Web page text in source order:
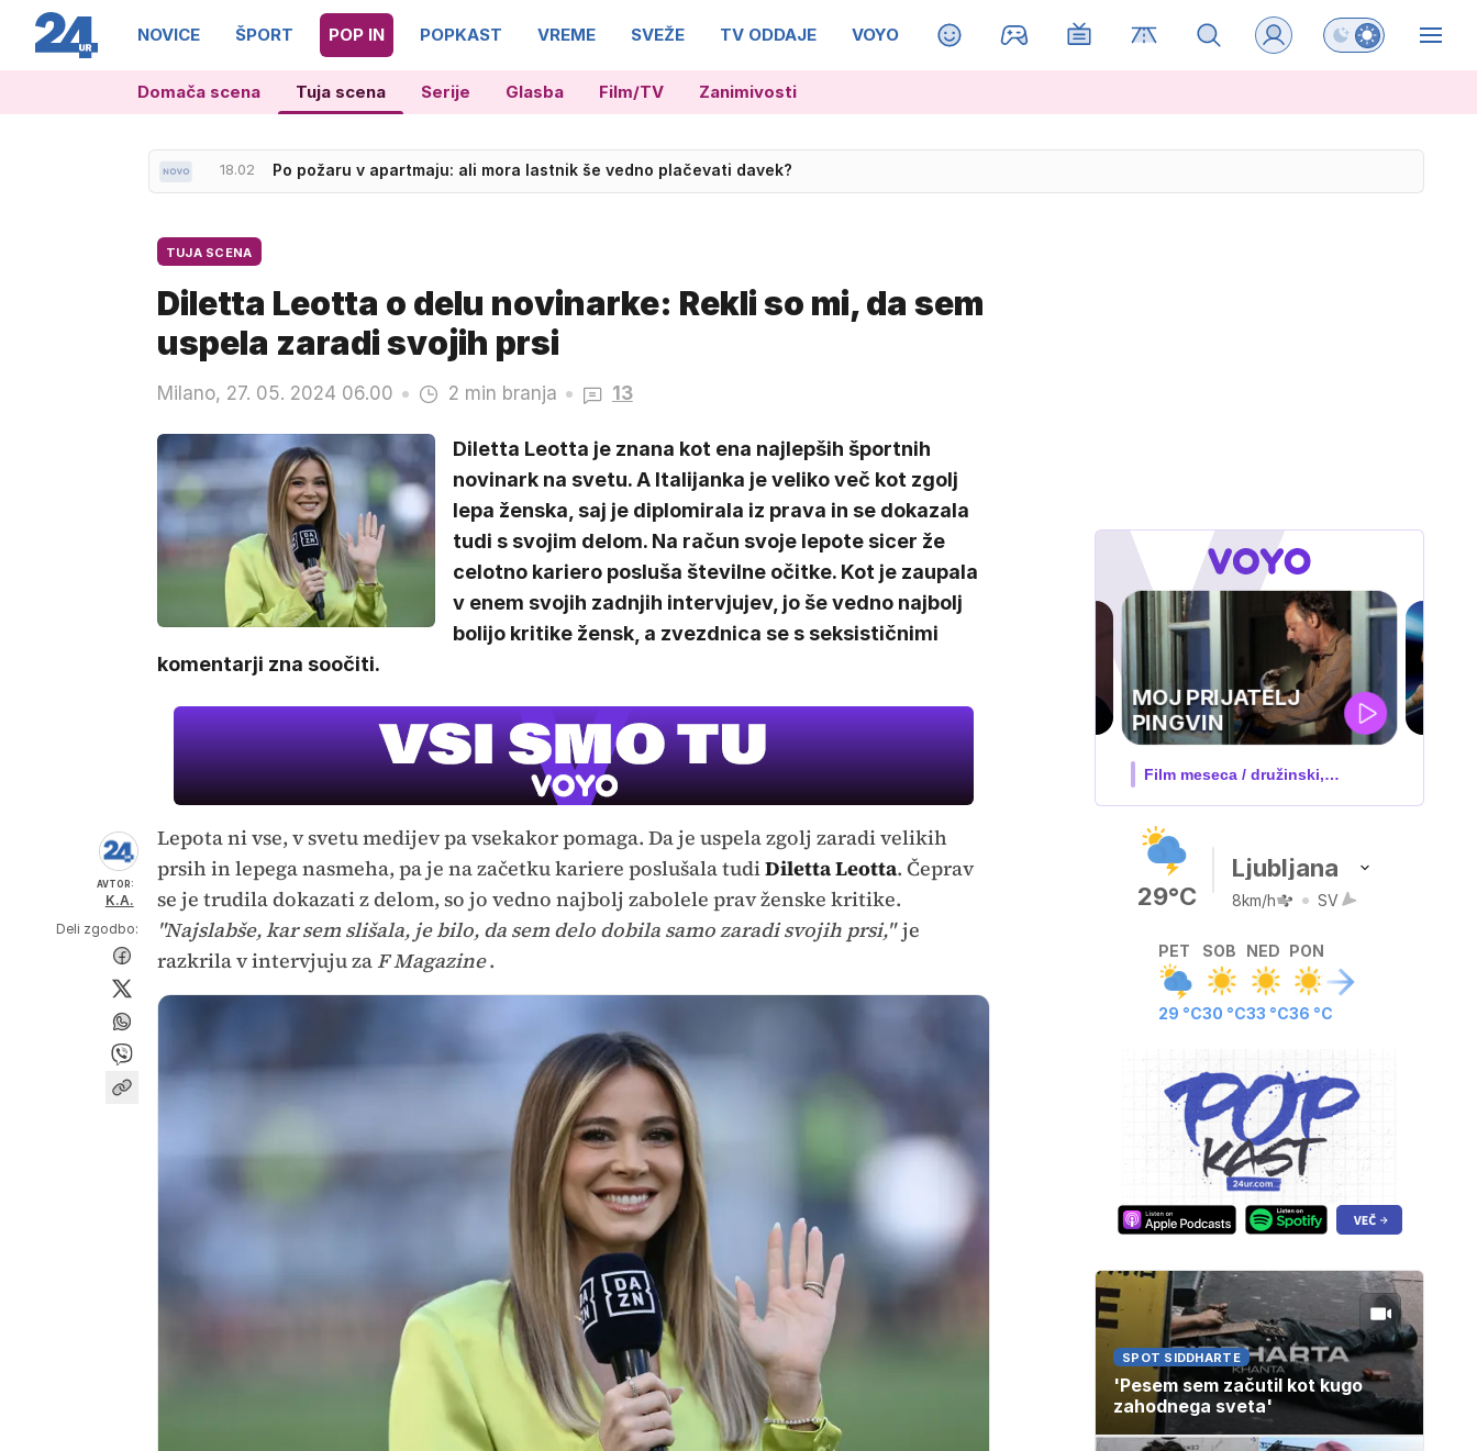
NOVICE ŠPORT POP IN POPKAST VREME SVEŽE TV ODDAJE VOYO MAGAZIN Preklopi barvni
Domača scena Tuja scena Serije Glasba Film/TV Zanimivosti
18.02 Po požaru v apartmaju: ali mora lastnik še vedno plačevati davek?
TUJA SCENA
Diletta Leotta o delu novinarke: Rekli so mi, da sem
uspela zaradi svojih prsi
Milano, 27. 05. 2024 06.00 2 min branja 13
Diletta Leotta je znana kot ena najlepših športnih
novinark na svetu. A Italijanka je veliko več kot zgolj
lepa ženska, saj je diplomirala iz prava in se dokazala
tudi s svojim delom. Na račun svoje lepote sicer že
celotno kariero posluša številne očitke. Kot je zaupala
v enem svojih zadnjih intervjujev, jo še vedno najbolj
bolijo kritike žensk, a zvezdnica se s seksističnimi
komentarji zna soočiti.
AVTOR:
K.A.
Deli zgodbo:
Lepota ni vse, v svetu medijev pa vsekakor pomaga. Da je uspela zgolj zaradi velikih
prsih in lepega nasmeha, pa je na začetku kariere poslušala tudiDiletta Leotta. Čeprav
se je trudila dokazati z delom, so jo vedno najbolj zabolele prav ženske kritike.
"Najslabše, kar sem slišala, je bilo, da sem delo dobila samo zaradi svojih prsi,"je
razkrila v intervjuju zaF Magazine.
UEFA
SUPERPOKAL
V živo na VOYO: sreda ob 20.30
29°C
Ljubljana
8km/h SV
PET
29 °C
SOB
30 °C
NED
33 °C
PON
36 °C
SPOT SIDDHARTE
'Pesem sem začutil kot kugo
zahodnega sveta'